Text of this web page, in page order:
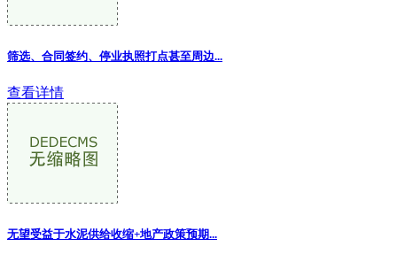
筛选、合同签约、停业执照打点甚至周边...
查看详情
无望受益于水泥供给收缩+地产政策预期...